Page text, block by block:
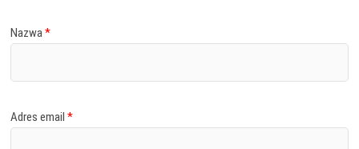
Nazwa*
Adres email*